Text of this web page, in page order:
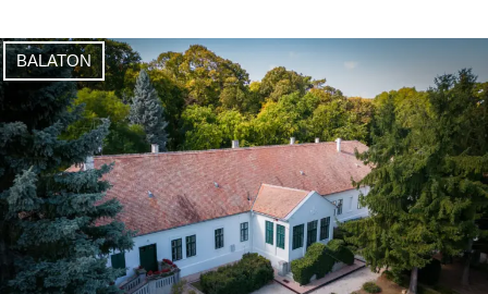
BALATON